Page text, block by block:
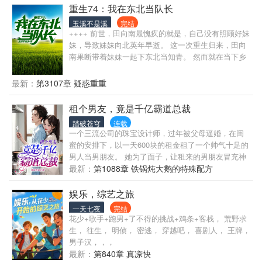
重生74：我在东北当队长
玉溪不是溪 完结
++++ 前世，田向南最愧疚的就是，自己没有照顾好妹
妹，导致妹妹向北英年早逝。 这一次重生归来，田向
南果断带着妹妹一起下东北当知青。 然而就在当下乡
去打猎，我有自制的神奇巫水，不但能养殖，各种猎
物自己送上门。 缺钱了，培育各种药材回购给供销
社，换钱换粮换百货...... 村里的极品人渣想要找麻
烦......？ 来来来！让你们见识一下MMA联盟荣誉会员
的含金量........！
最新： 第3107章 疑惑重重
租个男友，竟是千亿霸道总裁
踏破苍穹 连载
一个三流公司的珠宝设计师，过年被父母逼婚，在闺
蜜的安排下，以一天600块的租金租了一个帅气十足的
男人当男朋友。 她为了面子，让租来的男朋友冒充神
龙集团的程序员，没想到一进小区，就被神龙集团的
生产部组长质疑身份。 谁知这租来的男友神通广大，
摆平了一个又一个麻烦。 敢欺负我未婚妻，开了！ 敢
让我未婚妻加班，开了！ 敢对我未婚妻下药？全行业
封杀，永不录用。 我的妻子我来宠！ 什么？你说我是
宠妻狂魔？老子认了！
最新： 第1088章 铁锅炖大鹅的特殊配方
娱乐，综艺之旅
一天七夜 完结
花少+歌手+跑男+了不得的挑战+鸡条+客栈， 荒野求
生， 往生， 明侦， 密逃， 穿越吧， 喜剧人， 王牌，
男子汉，，，
最新： 第840章 真凉快